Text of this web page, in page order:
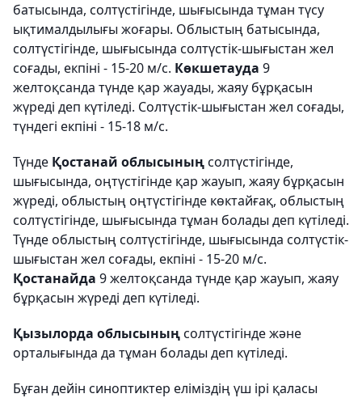
батысында, солтүстігінде, шығысында тұман түсу
ықтималдылығы жоғары. Облыстың батысында,
солтүстігінде, шығысында солтүстік-шығыстан жел
соғады, екпіні - 15-20 м/с. Көкшетауда 9
желтоқсанда түнде қар жауады, жаяу бұрқасын
жүреді деп күтіледі. Солтүстік-шығыстан жел соғады,
түндегі екпіні - 15-18 м/с.
Түнде Қостанай облысыныңсолтүстігінде,
шығысында, оңтүстігінде қар жауып, жаяу бұрқасын
жүреді, облыстың оңтүстігінде көктайғақ, облыстың
солтүстігінде, шығысында тұман болады деп күтіледі.
Түнде облыстың солтүстігінде, шығысында солтүстік-
шығыстан жел соғады, екпіні - 15-20 м/с.
Қостанайда 9 желтоқсанда түнде қар жауып, жаяу
бұрқасын жүреді деп күтіледі.
Қызылорда облысыныңсолтүстігінде және
орталығында да тұман болады деп күтіледі.
Бұған дейін синоптиктер еліміздің үш ірі қаласы